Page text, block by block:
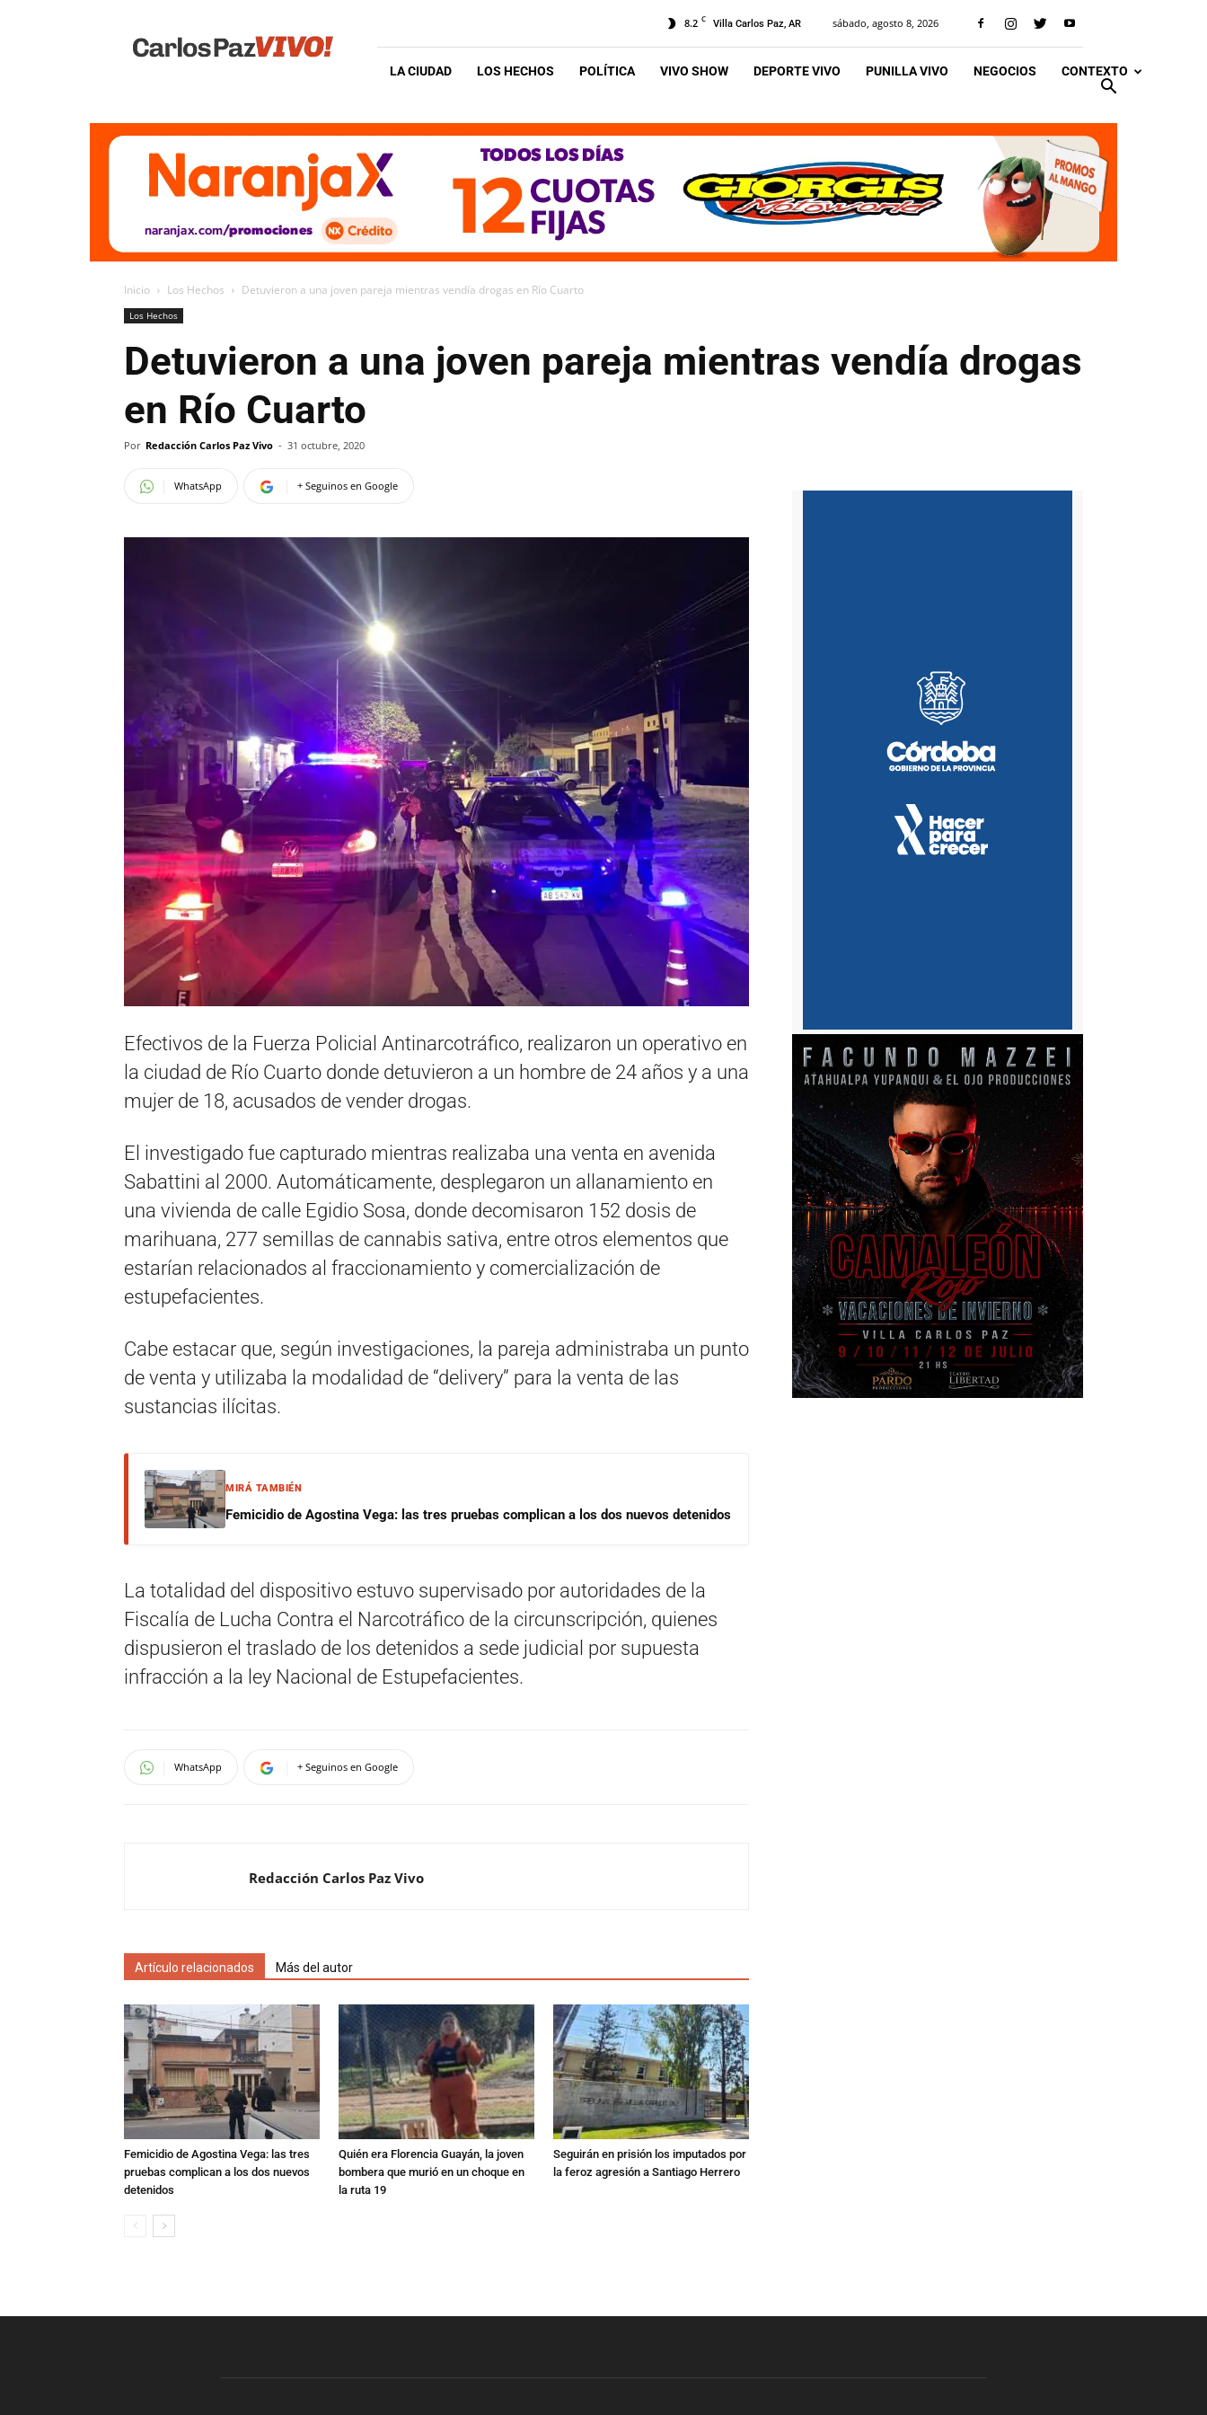
Vivo
8.2 C Villa Carlos Paz, AR sábado, agosto 8, 2026
LA CIUDAD LOS HECHOS POLÍTICA VIVO SHOW DEPORTE VIVO PUNILLA VIVO NEGOCIOS CONTEXTO
Inicio Los Hechos Detuvieron a una joven pareja mientras vendía drogas en Río Cuarto
Los Hechos
Detuvieron a una joven pareja mientras vendía drogas
en Río Cuarto
Por Redacción Carlos Paz Vivo - 31 octubre, 2020
WhatsApp + Seguinos en Google
Efectivos de la Fuerza Policial Antinarcotráfico, realizaron un operativo en
la ciudad de Río Cuarto donde detuvieron a un hombre de 24 años y a una
mujer de 18, acusados de vender drogas.
El investigado fue capturado mientras realizaba una venta en avenida
Sabattini al 2000. Automáticamente, desplegaron un allanamiento en
una vivienda de calle Egidio Sosa, donde decomisaron 152 dosis de
marihuana, 277 semillas de cannabis sativa, entre otros elementos que
estarían relacionados al fraccionamiento y comercialización de
estupefacientes.
Cabe estacar que, según investigaciones, la pareja administraba un punto
de venta y utilizaba la modalidad de “delivery” para la venta de las
sustancias ilícitas.
MIRÁ TAMBIÉN
Femicidio de Agostina Vega: las tres pruebas complican a los dos nuevos detenidos
La totalidad del dispositivo estuvo supervisado por autoridades de la
Fiscalía de Lucha Contra el Narcotráfico de la circunscripción, quienes
dispusieron el traslado de los detenidos a sede judicial por supuesta
infracción a la ley Nacional de Estupefacientes.
WhatsApp + Seguinos en Google
Redacción Carlos Paz Vivo
Artículo relacionados Más del autor
Femicidio de Agostina Vega: las tres
pruebas complican a los dos nuevos
detenidos
Quién era Florencia Guayán, la joven
bombera que murió en un choque en
la ruta 19
Seguirán en prisión los imputados por
la feroz agresión a Santiago Herrero